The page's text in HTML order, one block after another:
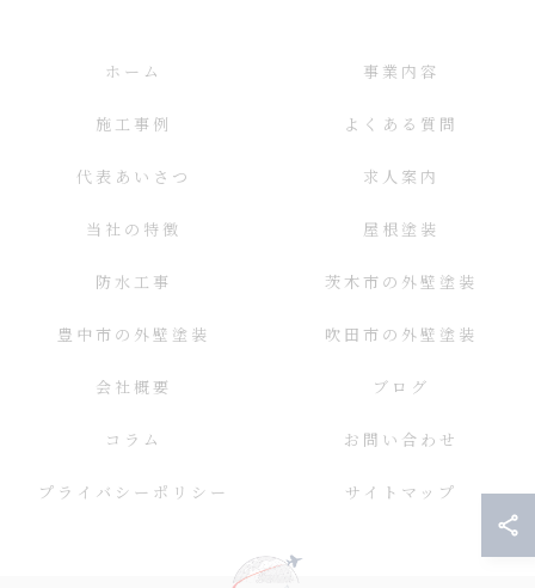
ホーム 事業内容
施工事例 よくある質問
代表あいさつ 求人案内
当社の特徴 屋根塗装
防水工事 茨木市の外壁塗装
豊中市の外壁塗装 吹田市の外壁塗装
会社概要 ブログ
コラム お問い合わせ
プライバシーポリシー サイトマップ